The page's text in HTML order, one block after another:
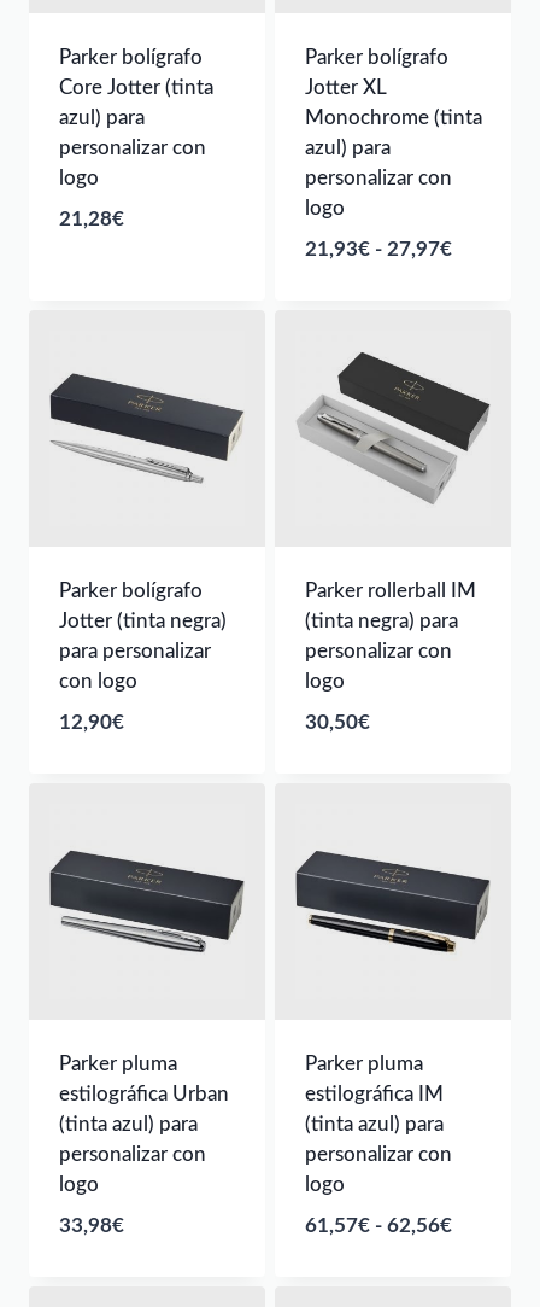
Parker bolígrafo
Core Jotter (tinta
azul) para
personalizar con
logo
21,28€
Parker bolígrafo
Jotter XL
Monochrome (tinta
azul) para
personalizar con
logo
21,93€ - 27,97€Rango
hasta
27,97€
Parker bolígrafo
Jotter (tinta negra)
para personalizar
con logo
12,90€
Parker rollerball IM
(tinta negra) para
personalizar con
logo
30,50€
Parker pluma
estilográfica Urban
(tinta azul) para
personalizar con
logo
33,98€
Parker pluma
estilográfica IM
(tinta azul) para
personalizar con
logo
61,57€ - 62,56€Rango